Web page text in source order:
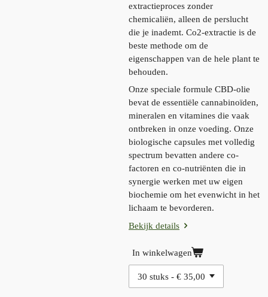
extractieproces zonder
chemicaliën, alleen de perslucht
die je inademt. Co2-extractie is de
beste methode om de
eigenschappen van de hele plant te
behouden.
Onze speciale formule CBD-olie
bevat de essentiële cannabinoïden,
mineralen en vitamines die vaak
ontbreken in onze voeding. Onze
biologische capsules met volledig
spectrum bevatten andere co-
factoren en co-nutriënten die in
synergie werken met uw eigen
biochemie om het evenwicht in het
lichaam te bevorderen.
Bekijk details
In winkelwagen